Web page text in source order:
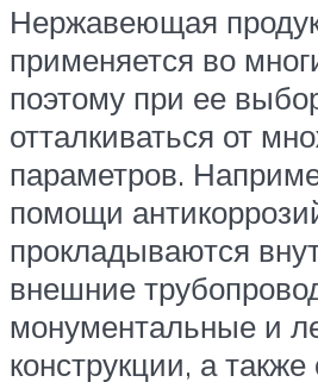
Нержавеющая
применяется во
поэтому при ее
отталкиваться от
параметров.
помощи
прокладываются
внешние
монументальные и
конструкции, а также